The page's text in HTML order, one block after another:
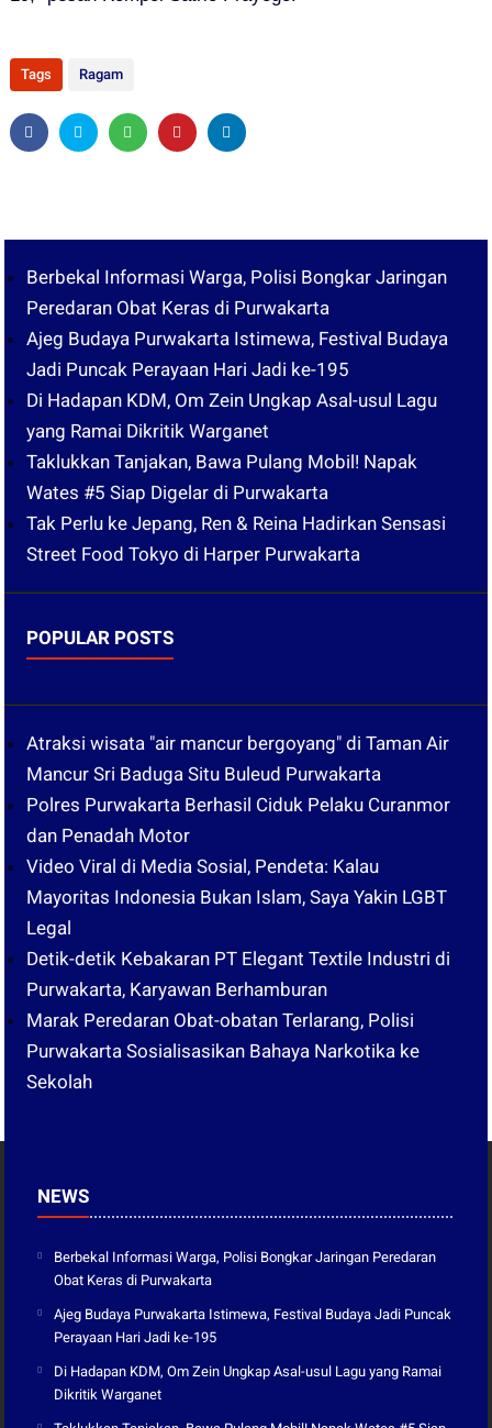
Tags Ragam
Berbekal Informasi Warga, Polisi Bongkar Jaringan
Peredaran Obat Keras di Purwakarta
Ajeg Budaya Purwakarta Istimewa, Festival Budaya
Jadi Puncak Perayaan Hari Jadi ke-195
Di Hadapan KDM, Om Zein Ungkap Asal-usul Lagu
yang Ramai Dikritik Warganet
Taklukkan Tanjakan, Bawa Pulang Mobil! Napak
Wates #5 Siap Digelar di Purwakarta
Tak Perlu ke Jepang, Ren & Reina Hadirkan Sensasi
Street Food Tokyo di Harper Purwakarta
POPULAR POSTS
Atraksi wisata "air mancur bergoyang" di Taman Air
Mancur Sri Baduga Situ Buleud Purwakarta
Polres Purwakarta Berhasil Ciduk Pelaku Curanmor
dan Penadah Motor
Video Viral di Media Sosial, Pendeta: Kalau
Mayoritas Indonesia Bukan Islam, Saya Yakin LGBT
Legal
Detik-detik Kebakaran PT Elegant Textile Industri di
Purwakarta, Karyawan Berhamburan
Marak Peredaran Obat-obatan Terlarang, Polisi
Purwakarta Sosialisasikan Bahaya Narkotika ke
Sekolah
NEWS
Berbekal Informasi Warga, Polisi Bongkar Jaringan Peredaran
Obat Keras di Purwakarta
Ajeg Budaya Purwakarta Istimewa, Festival Budaya Jadi Puncak
Perayaan Hari Jadi ke-195
Di Hadapan KDM, Om Zein Ungkap Asal-usul Lagu yang Ramai
Dikritik Warganet